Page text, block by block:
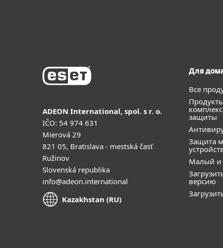
ADEON International, spol. s r. o.
IČO: 54 974 631
Mierová 29
821 05, Bratislava - mestská časť
Ružinov
Slovenská republika
info@adeon.international
Kazakhstan (RU)
Для
Все
защиты
Защита
Малый и
версию